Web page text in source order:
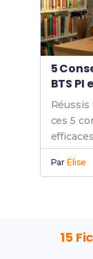
5
BTS PI
ces 5
ParÉlise
15